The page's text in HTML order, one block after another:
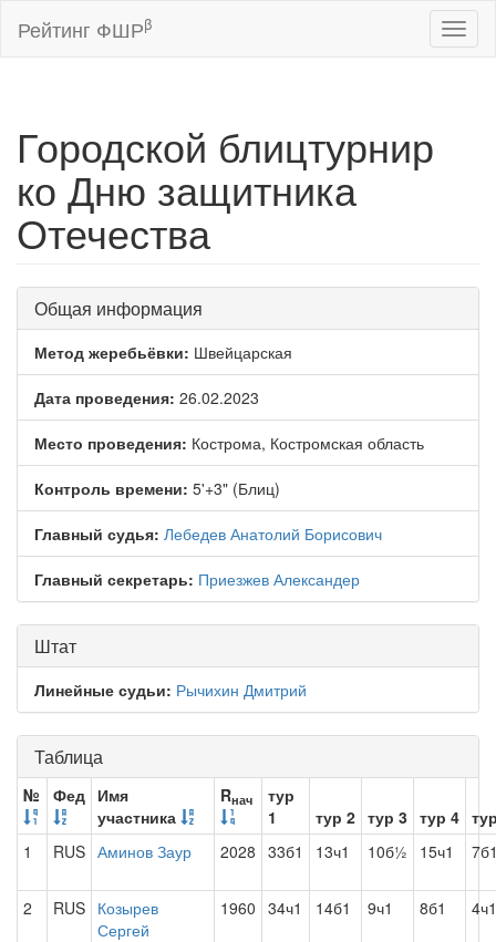
Рейтинг ФШРβ
Городской блицтурнир
ко Дню защитника
Отечества
Общая информация
Метод жеребьёвки: Швейцарская
Дата проведения: 26.02.2023
Место проведения: Кострома, Костромская область
Контроль времени: 5'+3" (Блиц)
Главный судья: Лебедев Анатолий Борисович
Главный секретарь: Приезжев Александер
Штат
Линейные судьи: Рычихин Дмитрий
Таблица
№ Фед Имя
участника
Rнач
тур
1
тур 2 тур 3 тур 4
1
RUS Аминов Заур 2028 33б1 13ч1 10б½ 15ч1
2 RUS Козырев
Сергей
1960 34ч1 14б1 9ч1 8б1 4ч1